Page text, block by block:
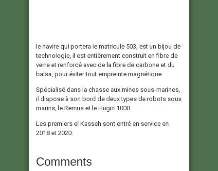
le navire qui portera le matricule 503, est un bijou de
technologie, il est entièrement construit en fibre de
verre et renforcé avec de la fibre de carbone et du
balsa, pour éviter tout empreinte magnétique.
Spécialisé dans la chasse aux mines sous-marines,
il dispose à son bord de deux types de robots sous
marins, le Remus et le Hugin 1000.
Les premiers el Kasseh sont entré en service en
2018 et 2020.
Comments